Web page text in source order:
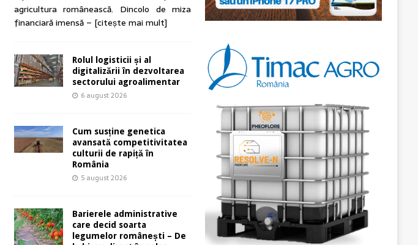
agricultura românească. Dincolo de miza
financiară imensă – [citește mai mult]
Rolul logisticii și al
digitalizării în dezvoltarea
sectorului agroalimentar
6 august 2026
Cum susține genetica
avansată competitivitatea
culturii de rapiță în
România
5 august 2026
Barierele administrative
care decid soarta
legumelor românești – De